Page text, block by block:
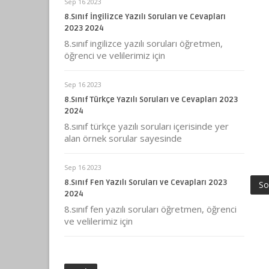
8.Sınıf İngilizce Yazılı Soruları ve Cevapları
2023 2024
8.sınıf ingilizce yazılı soruları öğretmen,
öğrenci ve velilerimiz için
Sep 16 2023
8.Sınıf Türkçe Yazılı Soruları ve Cevapları 2023
2024
8.sınıf türkçe yazılı soruları içerisinde yer
alan örnek sorular sayesinde
Sep 16 2023
8.Sınıf Fen Yazılı Soruları ve Cevapları 2023
2024
8.sınıf fen yazılı soruları öğretmen, öğrenci
ve velilerimiz için